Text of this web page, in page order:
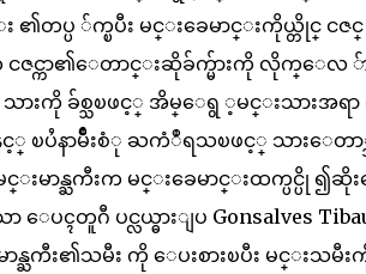
ပ ်က္ၿပီး မင္းခေမာင္းကိုယ္တိုင္ ငဇင္
ငဇင္ကာ၏ေတာင္းဆိုခ်က္မ်ားကို လိုက္ေလ
းကို ခ်စ္သၿဖင့္ အိမ္ေရွ ့မင္းသားအရာ
းနွင့္ ၿပႆနာမ်ိဳးစံု ႀကံဳရသၿဖင့္ သားေတ
မင္းမာန္ႀကီးက မင္းခေမာင္းထက္ပင္ပို ၍ဆို
တူဂီ ပင္လယ္ဓားျပ Gonsalves Tibau
ာန္ႀကီး၏သမီး ကို ေပးစားၿပီး မင္းသမီ